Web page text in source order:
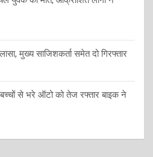
मुख्य साजिशकर्ता समेत दो गिरफ्तार
से भरे ऑटो को तेज रफ्तार बाइक ने